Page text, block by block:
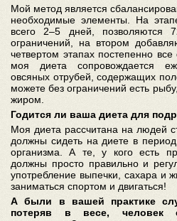
Мой метод является
необходимые элементы. На
всего 2–5 дней, позволяются
ограничений, на втором
четвертом этапах постепенно
моя диета сопровождается
овсяных отрубей, содержащих
можете без ограничений есть
жиром.
Годится ли ваша диета для
Моя диета рассчитана на людей
должны сидеть на диете в
организма. А те, у кого есть
должны просто правильно и
употребление выпечки, сахара и
заниматься спортом и двигаться!
А были в вашей практике
потеряв в весе, человек